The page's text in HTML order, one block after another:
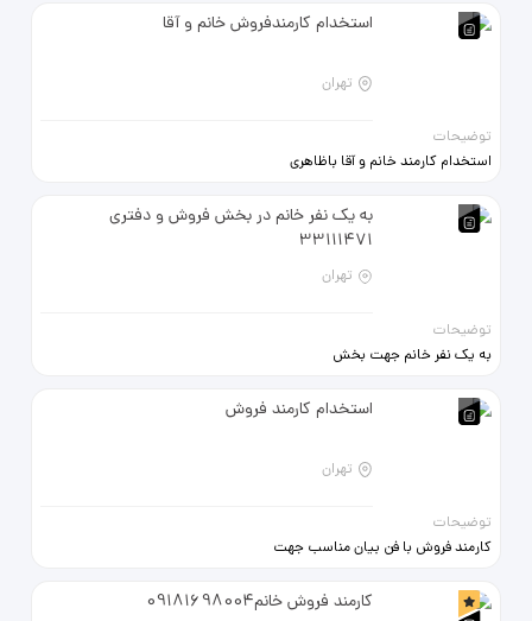
کارخانه طلا سازی (صبحانه و ناهار
باکارخانه هستش ) محدوده خیابان
استخدام کارمندفروش خانم و آقا
تهران
توضیحات
استخدام کارمند خانم و آقا باظاهری
09123463036
به یک نفر خانم در بخش فروش و دفتری
33111471
تهران
توضیحات
به یک نفر خانم جهت بخش
محدوده میدان بهارستان
09120053459 33111471
استخدام کارمند فروش
تهران
توضیحات
کارمند فروش با فن بیان مناسب جهت
09123116248-22578055
کارمند فروش خانم09181698004